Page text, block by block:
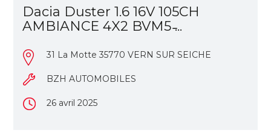
Dacia Duster 1.6 16V 105CH
AMBIANCE 4X2 BVM5 ̵...
31 La Motte 35770 VERN SUR SEICHE
BZH AUTOMOBILES
26 avril 2025